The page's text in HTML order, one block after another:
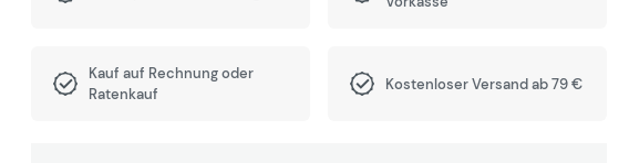
Kauf auf Rechnung oder
Ratenkauf
Kostenloser Versand ab 79 €